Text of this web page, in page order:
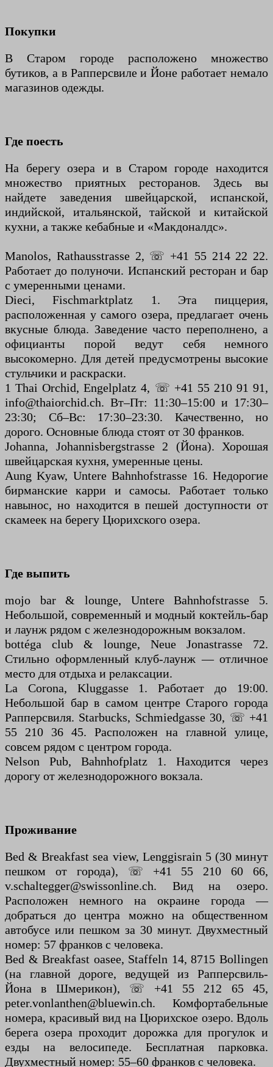
Покупки
В Старом городе расположено множество
бутиков, а в Рапперсвиле и Йоне работает немало
магазинов одежды.
Где поесть
На берегу озера и в Старом городе находится
множество приятных ресторанов. Здесь вы
найдете заведения швейцарской, испанской,
индийской, итальянской, тайской и китайской
кухни, а также кебабные и «Макдоналдс».
Manolos, Rathausstrasse 2, ☏ +41 55 214 22 22.
Работает до полуночи. Испанский ресторан и бар
с умеренными ценами.
Dieci, Fischmarktplatz 1. Эта пиццерия,
расположенная у самого озера, предлагает очень
вкусные блюда. Заведение часто переполнено, а
официанты порой ведут себя немного
высокомерно. Для детей предусмотрены высокие
стульчики и раскраски.
1 Thai Orchid, Engelplatz 4, ☏ +41 55 210 91 91,
info@thaiorchid.ch. Вт–Пт: 11:30–15:00 и 17:30–
23:30; Сб–Вс: 17:30–23:30. Качественно, но
дорого. Основные блюда стоят от 30 франков.
Johanna, Johannisbergstrasse 2 (Йона). Хорошая
швейцарская кухня, умеренные цены.
Aung Kyaw, Untere Bahnhofstrasse 16. Недорогие
бирманские карри и самосы. Работает только
навынос, но находится в пешей доступности от
скамеек на берегу Цюрихского озера.
Где выпить
mojo bar & lounge, Untere Bahnhofstrasse 5.
Небольшой, современный и модный коктейль-бар
и лаунж рядом с железнодорожным вокзалом.
bottéga club & lounge, Neue Jonastrasse 72.
Стильно оформленный клуб-лаунж — отличное
место для отдыха и релаксации.
La Corona, Kluggasse 1. Работает до 19:00.
Небольшой бар в самом центре Старого города
Рапперсвиля. Starbucks, Schmiedgasse 30, ☏ +41
55 210 36 45. Расположен на главной улице,
совсем рядом с центром города.
Nelson Pub, Bahnhofplatz 1. Находится через
дорогу от железнодорожного вокзала.
Проживание
Bed & Breakfast sea view, Lenggisrain 5 (30 минут
пешком от города), ☏ +41 55 210 60 66,
v.schaltegger@swissonline.ch. Вид на озеро.
Расположен немного на окраине города —
добраться до центра можно на общественном
автобусе или пешком за 30 минут. Двухместный
номер: 57 франков с человека.
Bed & Breakfast oasee, Staffeln 14, 8715 Bollingen
(на главной дороге, ведущей из Рапперсвиль-
Йона в Шмерикон), ☏ +41 55 212 65 45,
peter.vonlanthen@bluewin.ch. Комфортабельные
номера, красивый вид на Цюрихское озеро. Вдоль
берега озера проходит дорожка для прогулок и
езды на велосипеде. Бесплатная парковка.
Двухместный номер: 55–60 франков с человека.